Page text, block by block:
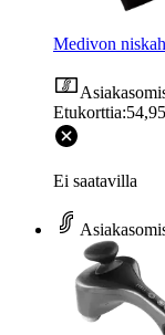
Medivon
Etukorttia:
Ei saatavilla